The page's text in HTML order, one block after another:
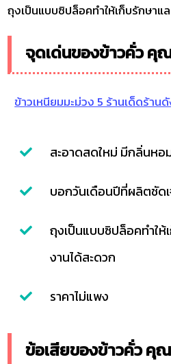
ถุงเป็นแบบซิปล็อคทำให้เก็บรักษาแ
จุดเด่นของข้าวคั่ว คุ
ข้าวเหนียมมะม่วง 5 ร้านเด็ดร้าน
สะอาดสดใหม่ มีกลิ่นหอ
บอกวันเดือนปีที่ผลิตชัด
ถุงเป็นแบบซิปล็อคทำให้
งานได้สะดวก
ราคาไม่แพง
ข้อเสียของข้าวคั่ว คุ